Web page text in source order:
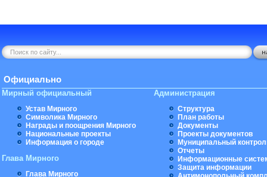
Официально
Мирный официальный
Устав Мирного
Символика Мирного
Награды и поощрения Мирного
Национальные проекты
Информация о городе
Глава Мирного
Глава Мирного
Администрация
Структура
План работы
Документы
Проекты документов
Муниципальный
Отчеты
Информационные
Защита информации